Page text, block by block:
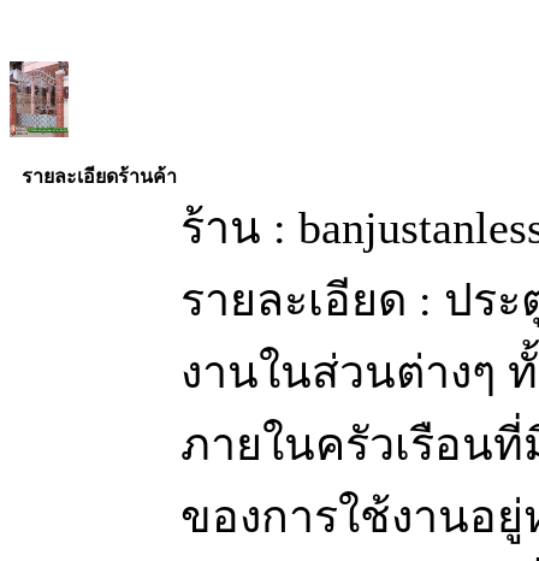
รายละเอียดร้านค้า
ร้าน :
รายละเอียด : ปร
งานในส่วนต่างๆ
ภายในครัวเรือน
ของการใช้งานอยู่